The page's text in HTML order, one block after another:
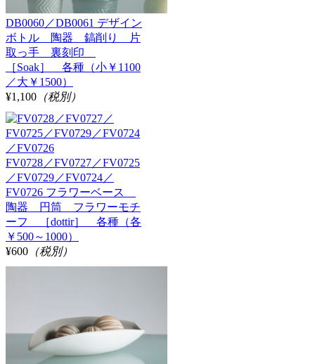
DB0060／DB0061 デザイン
ボトル 陶器 鎬削り 片
取っ手 裏刻印
［Soak］ 各種（小￥1100
／大￥1500）
¥1,100 （税別）
FV0728／FV0727／FV0725
／FV0729／FV0724／
FV0726 フラワーベース
陶器 円筒 フラワーモチ
ーフ ［dottir］ 各種（各
￥500～1000）
¥600 （税別）